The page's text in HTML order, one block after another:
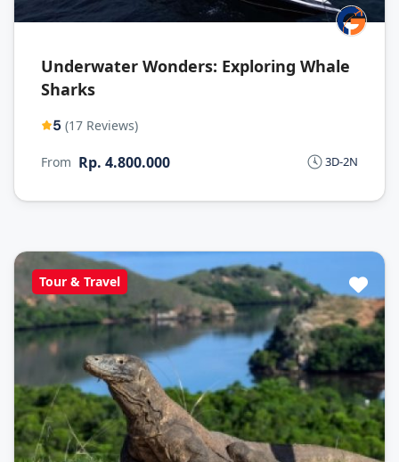
Underwater Wonders: Exploring Whale
Sharks
5 (17 Reviews)
3D-2N
From Rp. 4.800.000
Tour & Travel